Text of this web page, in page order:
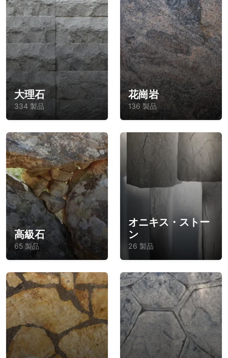
大理石
334 製品
花崗岩
136 製品
高級石
65 製品
オニキス・ストー
ン
26 製品